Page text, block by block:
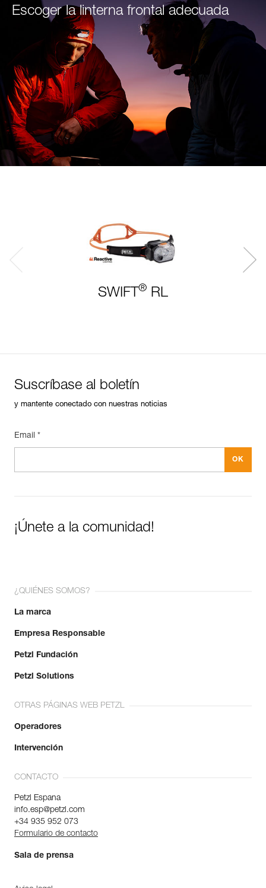
Escoger la linterna frontal adecuada
SWIFT ® RL
Suscríbase al boletín
y mantente conectado con nuestras noticias
Email *
¡Únete a la comunidad!
¿QUIÉNES SOMOS?
La marca
Empresa Responsable
Petzl Fundación
Petzl Solutions
OTRAS PÁGINAS WEB PETZL
Operadores
Intervención
CONTACTO
Petzl Espana
info.esp@petzl.com
+34 935 952 073
Formulario de contacto
Sala de prensa